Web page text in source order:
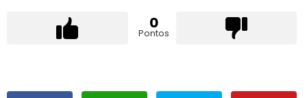
0
Pontos